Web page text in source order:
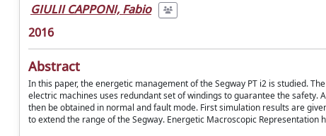
GIULII CAPPONI, Fabio
2016
Abstract
In this paper, the energetic management of the Segway PT i2 is studied.
electric machines uses redundant set of windings to guarantee the
then be obtained in normal and fault mode. First simulation results are
to extend the range of the Segway. Energetic Macroscopic